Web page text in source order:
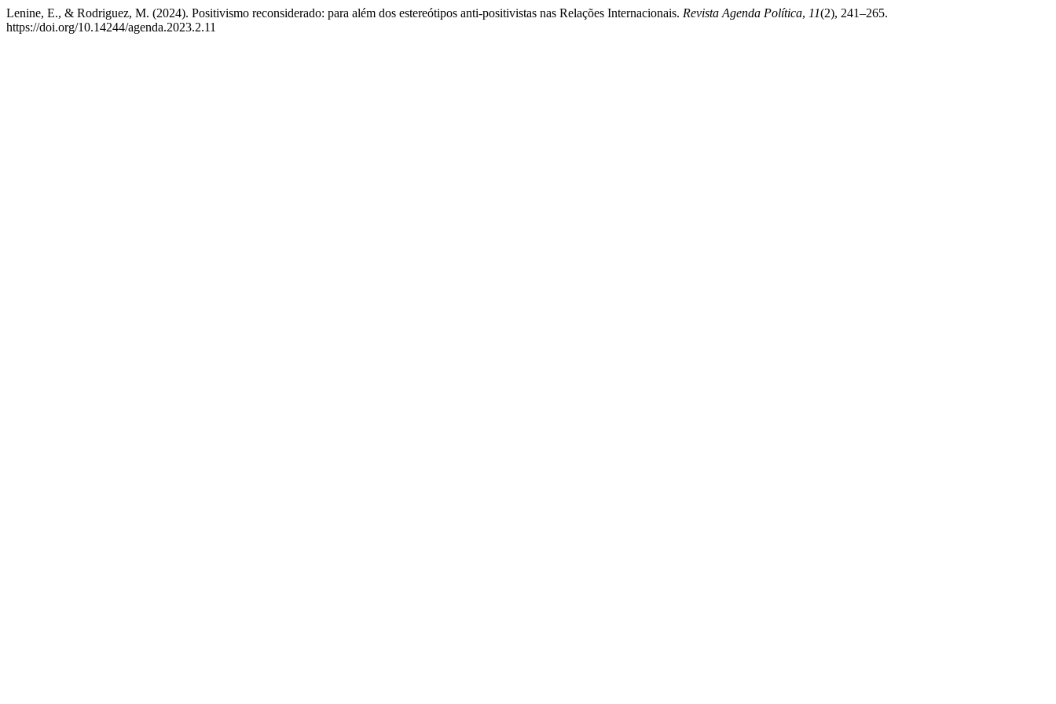
Lenine, E., & Rodriguez, M. (2024). Positivismo reconsiderado: para além dos estereótipos anti-positivistas nas Relações Internacionais. Revista Agenda Política, 11(2), 241–265.
https://doi.org/10.14244/agenda.2023.2.11